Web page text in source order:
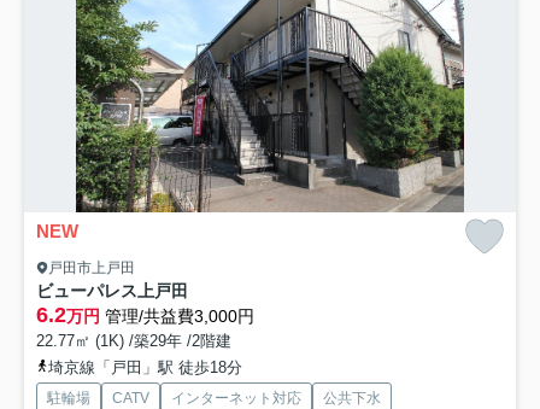
NEW
戸田市上戸田
ビューパレス上戸田
6.2万円 管理/共益費3,000円
22.77㎡ (1K) /築29年 /2階建
埼京線「戸田」駅 徒歩18分
駐輪場 CATV インターネット対応 公共下水